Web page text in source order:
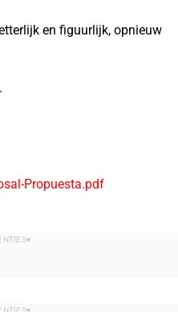
en figuurlijk, opnieuw
Propuesta.pdf